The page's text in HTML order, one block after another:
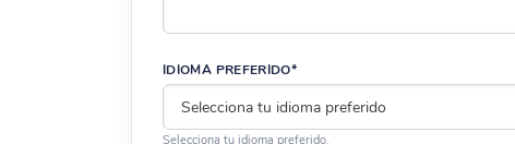
IDIOMA PREFERIDO*
Selecciona tu idioma preferido.